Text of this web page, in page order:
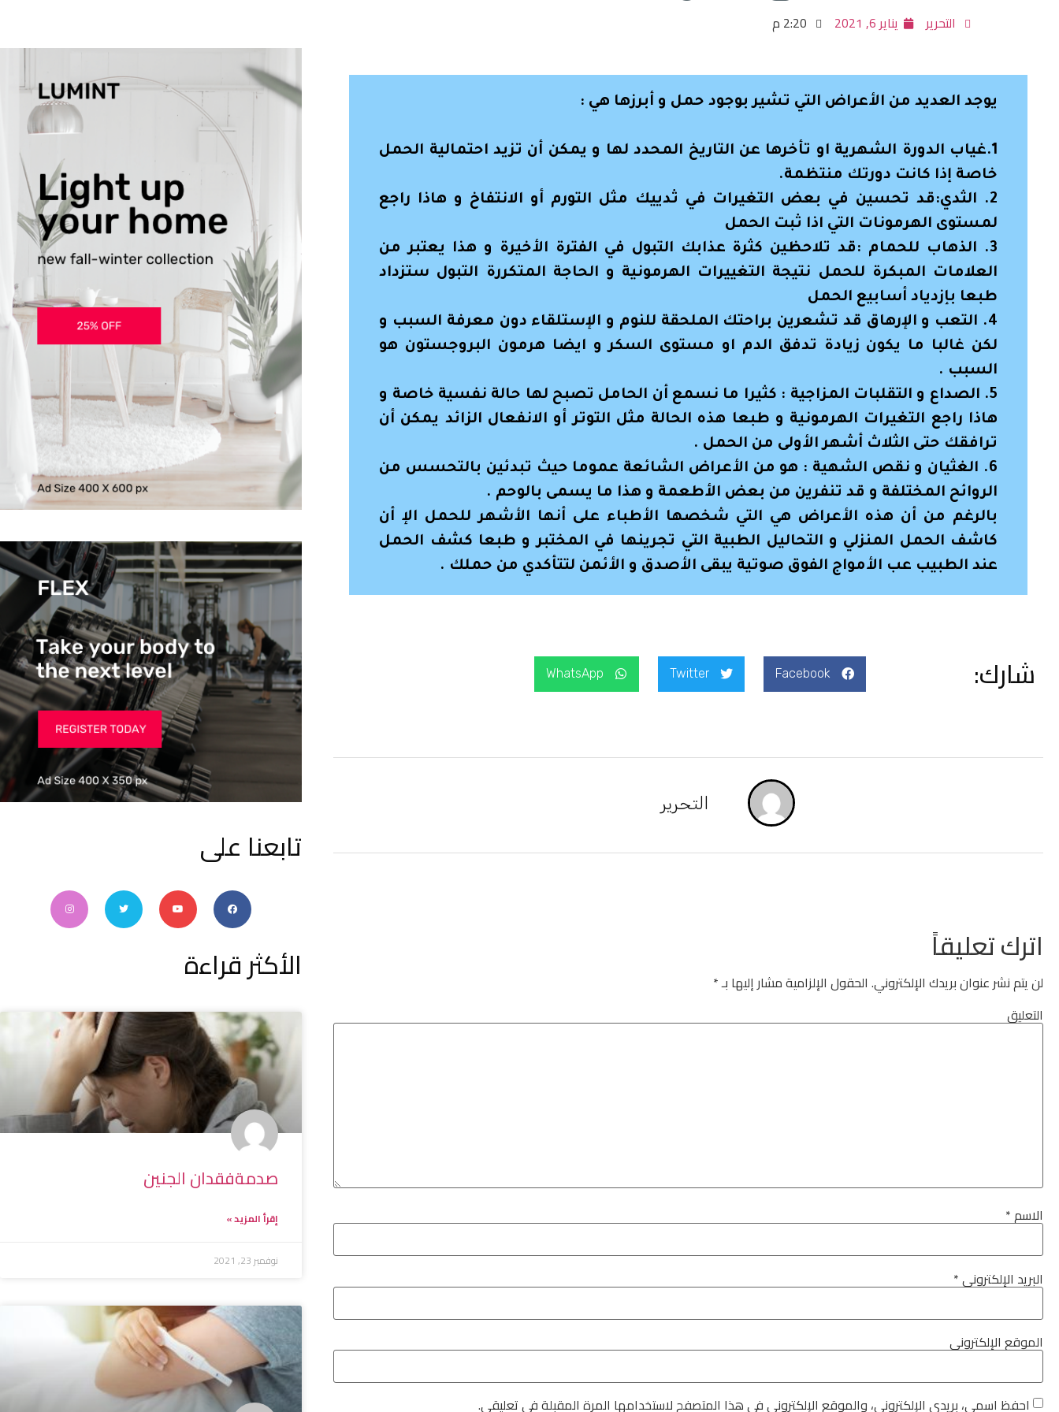
التحرير يناير 6, 2021 2:20 م
يوجد العديد من الأعراض التي تشير بوجود حمل و أبرزها هي :
1.غياب الدورة الشهرية او تأخرها عن التاريخ المحدد لها و يمكن أن تزيد احتمالية الحمل
خاصة إذا كانت دورتك منتظمة.
2. الثدي:قد تحسين في بعض التغيرات في ثدييك مثل التورم أو الانتفاخ و هاذا راجع
لمستوى الهرمونات التي اذا ثبت الحمل
3. الذهاب للحمام :قد تلاحظين كثرة عذابك التبول في الفترة الأخيرة و هذا يعتبر من
العلامات المبكرة للحمل نتيجة التغييرات الهرمونية و الحاجة المتكررة التبول ستزداد
طبعا بإزدياد أسابيع الحمل
4. التعب و الإرهاق قد تشعرين براحتك الملحقة للنوم و الإستلقاء دون معرفة السبب و
لكن غالبا ما يكون زيادة تدفق الدم او مستوى السكر و ايضا هرمون البروجستون هو
السبب .
5. الصداع و التقلبات المزاجية : كثيرا ما نسمع أن الحامل تصبح لها حالة نفسية خاصة و
هاذا راجع التغيرات الهرمونية و طبعا هذه الحالة مثل التوتر أو الانفعال الزائد يمكن أن
ترافقك حتى الثلاث أشهر الأولى من الحمل .
6. الغثيان و نقص الشهية : هو من الأعراض الشائعة عموما حيث تبدئين بالتحسس من
الروائح المختلفة و قد تنفرين من بعض الأطعمة و هذا ما يسمى بالوحم .
بالرغم من أن هذه الأعراض هي التي شخصها الأطباء على أنها الأشهر للحمل الإ أن
كاشف الحمل المنزلي و التحاليل الطبية التي تجرينها في المختبر و طبعا كشف الحمل
عند الطبيب عب الأمواج الفوق صوتية يبقى الأصدق و الأئمن لتتأكدي من حملك .
شارك: Facebook
Twitter
WhatsApp
التحرير
اترك تعليقاً
لن يتم نشر عنوان بريدك الإلكتروني. الحقول الإلزامية مشار إليها بـ*
التعليق
الاسم*
البريد الإلكتروني*
الموقع الإلكتروني
احفظ اسمي، بريدي الإلكتروني، والموقع الإلكتروني في هذا المتصفح لاستخدامها المرة المقبلة في تعليقي.
تابعنا على
الأكثر قراءة
صدمةفقدان الجنين
إقرأ المزيد »
نوفمبر 23, 2021